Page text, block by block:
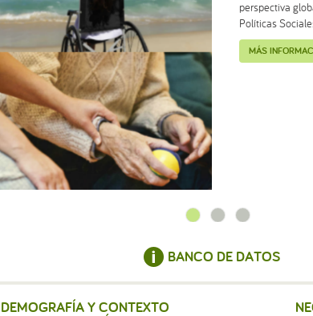
perspectiva
Políticas
MÁS
BANCO DE DATOS
DEMOGRAFÍA Y CONTEXTO